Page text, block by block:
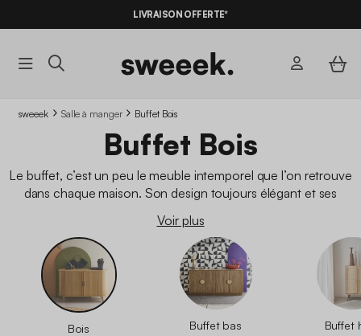
BONS PLANS* AVEC LECODE SUMMER10
LIVRAISON OFFERTE*
sweeek Salle à manger Buffet Bois
Buffet Bois
Le buffet, c’est un peu le meuble intemporel que l’on retrouve
dans chaque maison. Son design toujours élégant et ses
perle rare en matière de buffets ! Chez sweeek, nous
disposons d’unlarge choix de buffetscontemporains pour
que vous restiez dans l’air du temps et que votre salon, salle à
manger ou encore chambre reste moderne et tendance. En
bois, en cannage, de couleurs claires ou plus foncées, vous
ne pourrez pas vous tromper avec sweeek !
Voir plus
Bois Buffet bas Buffet